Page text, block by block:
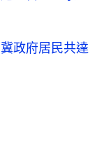
政府居民共達